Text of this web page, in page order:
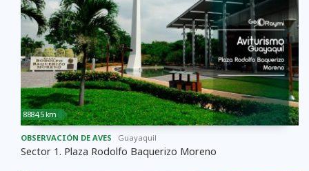
8884,5 km
OBSERVACIÓN DE AVES Guayaquil
Sector 1. Plaza Rodolfo Baquerizo Moreno